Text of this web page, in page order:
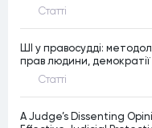
Статтi
ШІ у правосудді:
прав людини,
Статтi
A Judge’s Dissenting